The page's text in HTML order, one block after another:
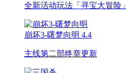
全新活动玩法「寻宝大冒险」
崩坏3-曙梦向明 4.4
主线第二部终章更新